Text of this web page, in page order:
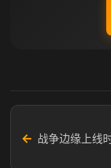
← 战争边缘上线